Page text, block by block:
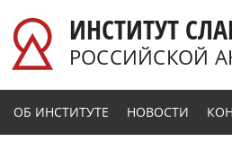
ИНСТИТУТ
РОССИЙСКОЙ
ОБ ИНСТИТУТЕ НОВОСТИ